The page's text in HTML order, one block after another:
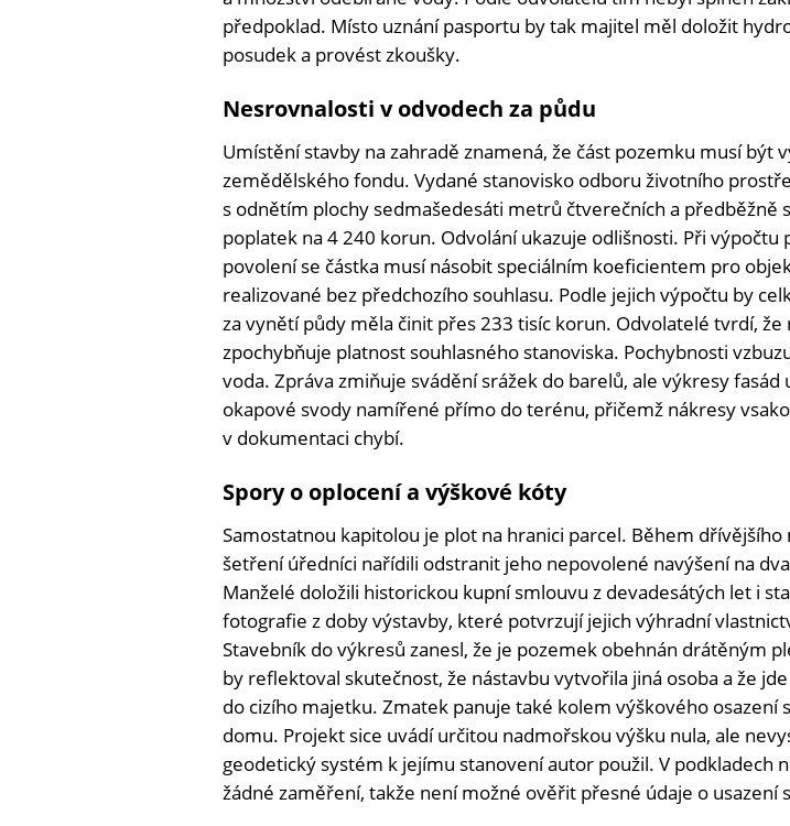
předpoklad. Místo uznání pasportu by tak majitel měl doložit
posudek a provést zkoušky.
Nesrovnalosti v odvodech za půdu
Umístění stavby na zahradě znamená, že část pozemku musí být
zemědělského fondu. Vydané stanovisko odboru životního
s odnětím plochy sedmašedesáti metrů čtverečních a předběžně
poplatek na 4 240 korun. Odvolání ukazuje odlišnosti. Při výpočtu
povolení se částka musí násobit speciálním koeficientem pro
realizované bez předchozího souhlasu. Podle jejich výpočtu by
za vynětí půdy měla činit přes 233 tisíc korun. Odvolatelé tvrdí, že
zpochybňuje platnost souhlasného stanoviska. Pochybnosti
voda. Zpráva zmiňuje svádění srážek do barelů, ale výkresy fasád
okapové svody namířené přímo do terénu, přičemž nákresy
v dokumentaci chybí.
Spory o oplocení a výškové kóty
Samostatnou kapitolou je plot na hranici parcel. Během dřívějšího
šetření úředníci nařídili odstranit jeho nepovolené navýšení na
Manželé doložili historickou kupní smlouvu z devadesátých let i
fotografie z doby výstavby, které potvrzují jejich výhradní
Stavebník do výkresů zanesl, že je pozemek obehnán drátěným
by reflektoval skutečnost, že nástavbu vytvořila jiná osoba a že jde
do cizího majetku. Zmatek panuje také kolem výškového osazení
domu. Projekt sice uvádí určitou nadmořskou výšku nula, ale
geodetický systém k jejímu stanovení autor použil. V podkladech
žádné zaměření, takže není možné ověřit přesné údaje o usazení